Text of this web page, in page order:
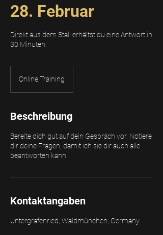
28. Februar
Direkt aus dem Stall erhältst du eine Antwort in
30 Minuten.
Online Training
Beschreibung
Bereite dich gut auf dein Gespräch vor. Notiere
dir deine Fragen, damit ich sie dir auch alle
beantworten kann.
Kontaktangaben
Untergrafenried, Waldmünchen, Germany